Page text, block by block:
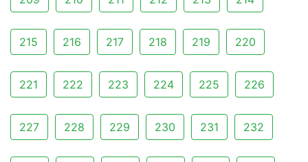
215 216 217 218 219 220
221 222 223 224 225 226
227 228 229 230 231 232